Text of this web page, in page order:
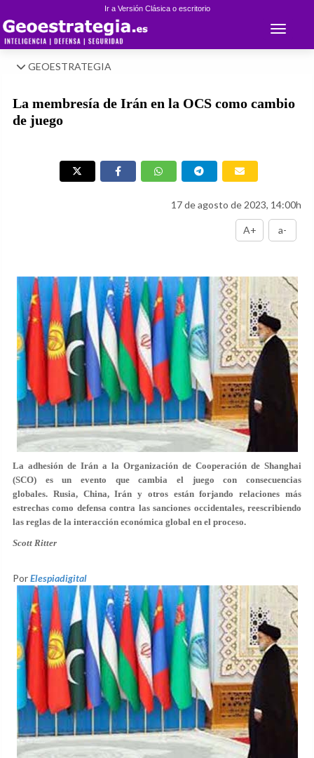
Ir a Versión Clásica o escritorio
Toggle
GEOESTRATEGIA
La membresía de Irán en la OCS como cambio
de juego
17 de agosto de 2023, 14:00h
A+ a-
La adhesión de Irán a la Organización de Cooperación de Shanghai
(SCO) es un evento que cambia el juego con consecuencias
globales. Rusia, China, Irán y otros están forjando relaciones más
estrechas como defensa contra las sanciones occidentales, reescribiendo
las reglas de la interacción económica global en el proceso.
Scott Ritter
PorElespiadigital